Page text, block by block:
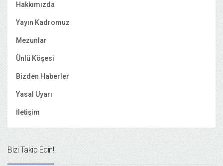
Hakkımızda
Yayın Kadromuz
Mezunlar
Ünlü Köşesi
Bizden Haberler
Yasal Uyarı
İletişim
Bizi Takip Edin!